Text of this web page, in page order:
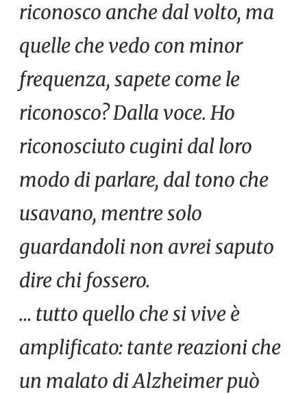
riconosco anche dal volto, ma
quelle che vedo con minor
frequenza, sapete come le
riconosco? Dalla voce. Ho
riconosciuto cugini dal loro
modo di parlare, dal tono che
usavano, mentre solo
guardandoli non avrei saputo
dire chi fossero.
… tutto quello che si vive è
amplificato: tante reazioni che
un malato di Alzheimer può